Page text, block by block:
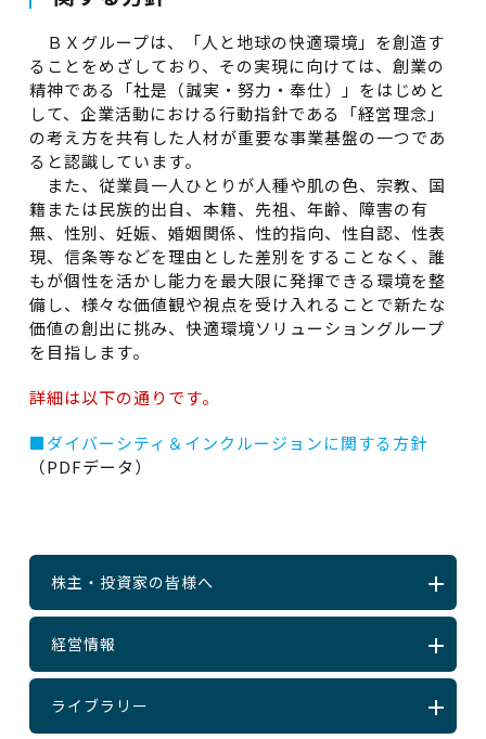
ＢＸグループは、「人と地球の快適環境」を創造す
ることをめざしており、その実現に向けては、創業の
精神である「社是（誠実・努力・奉仕）」をはじめと
して、企業活動における行動指針である「経営理念」
の考え方を共有した人材が重要な事業基盤の一つであ
ると認識しています。
また、従業員一人ひとりが人種や肌の色、宗教、国
籍または民族的出自、本籍、先祖、年齢、障害の有
無、性別、妊娠、婚姻関係、性的指向、性自認、性表
現、信条等などを理由とした差別をすることなく、誰
もが個性を活かし能力を最大限に発揮できる環境を整
備し、様々な価値観や視点を受け入れることで新たな
価値の創出に挑み、快適環境ソリューショングループ
を目指します。
詳細は以下の通りです。
■ダイバーシティ＆インクルージョンに関する方針
（PDFデータ）
株主・投資家の皆様へ
経営情報
ライブラリー